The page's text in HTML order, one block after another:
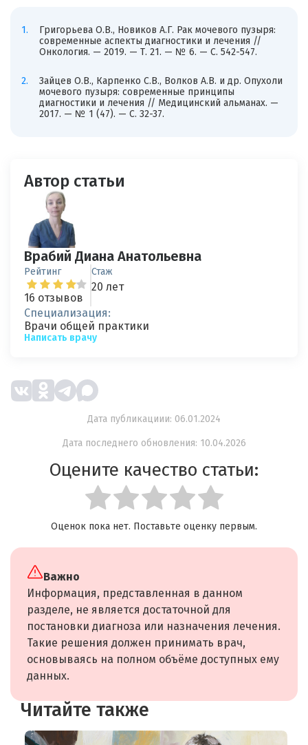
Григорьева О.В., Новиков А.Г. Рак мочевого пузыря:
современные аспекты диагностики и лечения //
Онкология. — 2019. — Т. 21. — № 6. — С. 542-547.
Зайцев О.В., Карпенко С.В., Волков А.В. и др. Опухоли
мочевого пузыря: современные принципы
диагностики и лечения // Медицинский альманах. —
2017. — № 1 (47). — С. 32-37.
Автор статьи
Врабий Диана Анатольевна
Рейтинг
16 отзывов
Стаж
20 лет
Специализация:
Врачи общей практики
Написать врачу
Дата публикациии: 06.01.2024
Дата последнего обновления: 10.04.2026
Оцените качество статьи:
Оценок пока нет. Поставьте оценку первым.
Важно
Информация, представленная в данном
разделе, не является достаточной для
постановки диагноза или назначения лечения.
Такие решения должен принимать врач,
основываясь на полном объёме доступных ему
данных.
Читайте также